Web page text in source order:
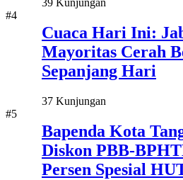
39 Kunjungan
#4
Cuaca Hari Ini:
Mayoritas Cerah
Sepanjang Hari
37 Kunjungan
#5
Bapenda Kota
Diskon PBB-
Persen Spesial